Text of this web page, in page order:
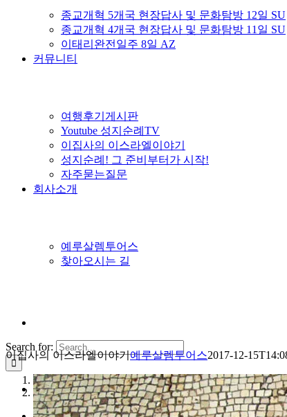
종교개혁 5개국 현장답사 및 문화탐방 12일 SU
종교개혁 4개국 현장답사 및 문화탐방 11일 SU
이태리완전일주 8일 AZ
커뮤니티
여행후기게시판
Youtube 성지순례TV
이집사의 이스라엘이야기
성지순례! 그 준비부터가 시작!
자주묻는질문
회사소개
예루살렘투어스
찾아오시는 길
Search for:
이스라엘
이집사의 이스라엘이야기예루살렘투어스2017-12-
1
2